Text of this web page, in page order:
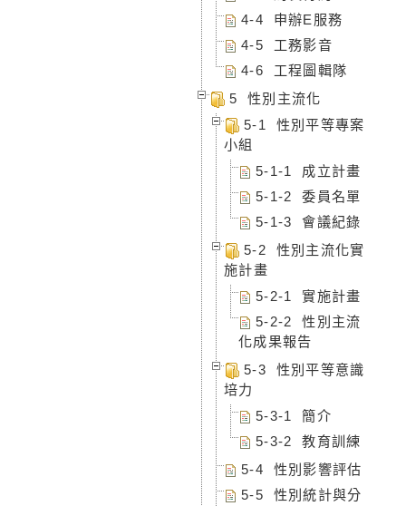
4-4 申辦E服務
4-5 工務影音
4-6 工程圖輯隊
5 性別主流化
5-1 性別平等專案
小組
5-1-1 成立計畫
5-1-2 委員名單
5-1-3 會議紀錄
5-2 性別主流化實
施計畫
5-2-1 實施計畫
5-2-2 性別主流
化成果報告
5-3 性別平等意識
培力
5-3-1 簡介
5-3-2 教育訓練
5-4 性別影響評估
5-5 性別統計與分